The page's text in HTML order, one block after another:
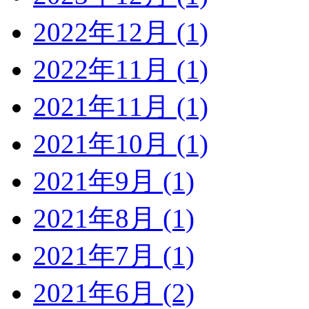
2022年12月 (1)
2022年11月 (1)
2021年11月 (1)
2021年10月 (1)
2021年9月 (1)
2021年8月 (1)
2021年7月 (1)
2021年6月 (2)